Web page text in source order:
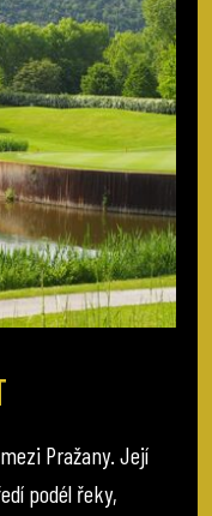
Pražany. Její
podél řeky,